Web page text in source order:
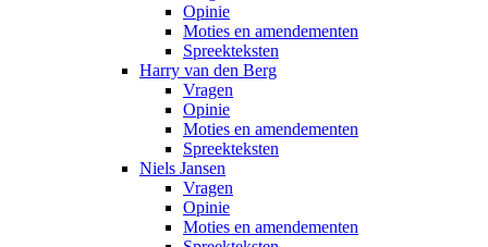
Opinie
Moties en amendementen
Spreekteksten
Harry van den Berg
Vragen
Opinie
Moties en amendementen
Spreekteksten
Niels Jansen
Vragen
Opinie
Moties en amendementen